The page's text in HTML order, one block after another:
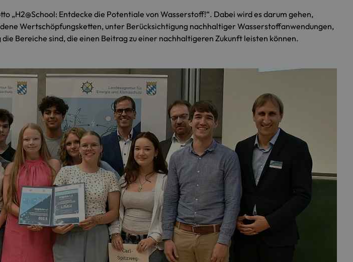
Entdecke die Potentiale von Wasserstoff!“. Dabei wird es darum gehen,
Wertschöpfungsketten, unter Berücksichtigung nachhaltiger Wasserstoffanwendungen,
Bereiche sind, die einen Beitrag zu einer nachhaltigeren Zukunft leisten können.